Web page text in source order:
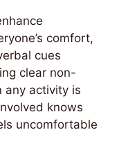
comfort,
cues
clear non-
any activity is
knows
uncomfortable